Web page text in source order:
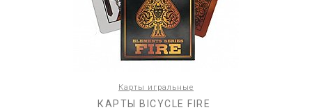
Карты игральные
КАРТЫ BICYCLE FIRE